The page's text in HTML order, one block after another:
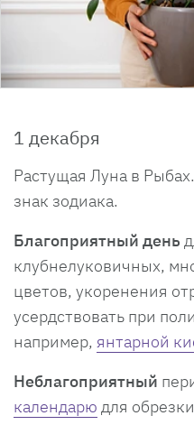
1 декабря
Растущая Луна в
знак зодиака.
Благоприятный день
клубнелуковичных,
цветов, укоренения
усердствовать при
например, янтарной
Неблагоприятный
календарю для